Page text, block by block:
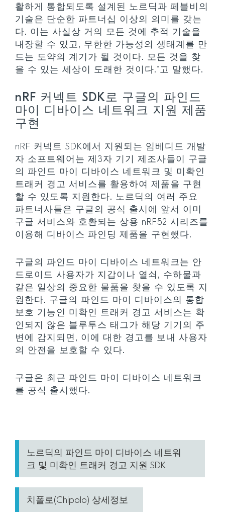
활하게 통합되도록 설계된 노르딕과 페블비의
기술은 단순한 파트너십 이상의 의미를 갖는
다. 이는 사실상 거의 모든 것에 추적 기술을
내장할 수 있고, 무한한 가능성의 생태계를 만
드는 도약의 계기가 될 것이다. 모든 것을 찾
을 수 있는 세상이 도래한 것이다.”고 말했다.
nRF 커넥트 SDK로 구글의 파인드
마이 디바이스 네트워크 지원 제품
구현
nRF 커넥트 SDK에서 지원되는 임베디드 개발
자 소프트웨어는 제3자 기기 제조사들이 구글
의 파인드 마이 디바이스 네트워크 및 미확인
트래커 경고 서비스를 활용하여 제품을 구현
할 수 있도록 지원한다. 노르딕의 여러 주요
파트너사들은 구글의 공식 출시에 앞서 이미
구글 서비스와 호환되는 상용 nRF52 시리즈를
이용해 디바이스 파인딩 제품을 구현했다.
구글의 파인드 마이 디바이스 네트워크는 안
드로이드 사용자가 지갑이나 열쇠, 수하물과
같은 일상의 중요한 물품을 찾을 수 있도록 지
원한다. 구글의 파인드 마이 디바이스의 통합
보호 기능인 미확인 트래커 경고 서비스는 확
인되지 않은 블루투스 태그가 해당 기기의 주
변에 감지되면, 이에 대한 경고를 보내 사용자
의 안전을 보호할 수 있다.
구글은 최근 파인드 마이 디바이스 네트워크
를 공식 출시했다.
노르딕의 파인드 마이 디바이스 네트워
크 및 미확인 트래커 경고 지원 SDK
치폴로(Chipolo) 상세정보